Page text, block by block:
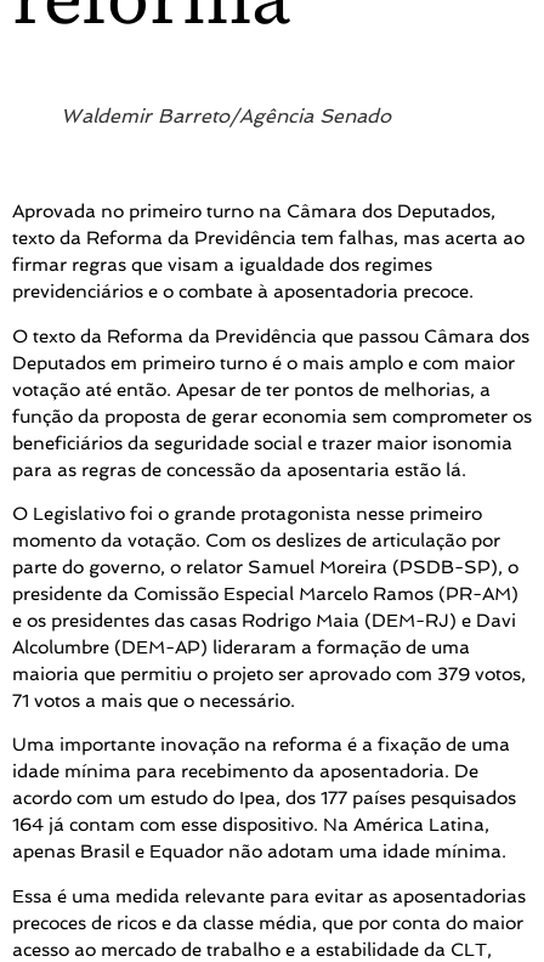
Waldemir Barreto/Agência Senado
Aprovada no primeiro turno na Câmara dos Deputados,
texto da Reforma da Previdência tem falhas, mas acerta ao
firmar regras que visam a igualdade dos regimes
previdenciários e o combate à aposentadoria precoce.
O texto da Reforma da Previdência que passou Câmara dos
Deputados em primeiro turno é o mais amplo e com maior
votação até então. Apesar de ter pontos de melhorias, a
função da proposta de gerar economia sem comprometer os
beneficiários da seguridade social e trazer maior isonomia
para as regras de concessão da aposentaria estão lá.
O Legislativo foi o grande protagonista nesse primeiro
momento da votação. Com os deslizes de articulação por
parte do governo, o relator Samuel Moreira (PSDB-SP), o
presidente da Comissão Especial Marcelo Ramos (PR-AM)
e os presidentes das casas Rodrigo Maia (DEM-RJ) e Davi
Alcolumbre (DEM-AP) lideraram a formação de uma
maioria que permitiu o projeto ser aprovado com 379 votos,
71 votos a mais que o necessário.
Uma importante inovação na reforma é a fixação de uma
idade mínima para recebimento da aposentadoria. De
acordo com um estudo do Ipea, dos 177 países pesquisados
164 já contam com esse dispositivo. Na América Latina,
apenas Brasil e Equador não adotam uma idade mínima.
Essa é uma medida relevante para evitar as aposentadorias
precoces de ricos e da classe média, que por conta do maior
acesso ao mercado de trabalho e a estabilidade da CLT,